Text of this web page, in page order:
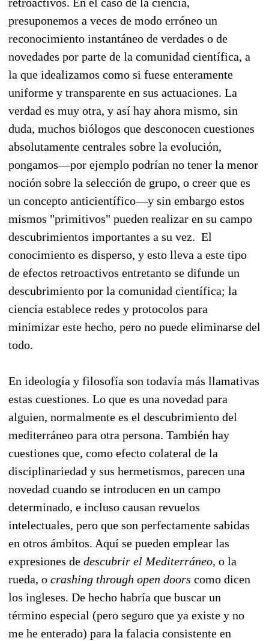
presuponemos a veces de modo erróneo un
reconocimiento instantáneo de verdades o de
novedades por parte de la comunidad científica, a
la que idealizamos como si fuese enteramente
uniforme y transparente en sus actuaciones. La
verdad es muy otra, y así hay ahora mismo, sin
duda, muchos biólogos que desconocen cuestiones
absolutamente centrales sobre la evolución,
pongamos—por ejemplo podrían no tener la menor
noción sobre la selección de grupo, o creer que es
un concepto anticientífico—y sin embargo estos
mismos "primitivos" pueden realizar en su campo
descubrimientos importantes a su vez. El
conocimiento es disperso, y esto lleva a este tipo
de efectos retroactivos entretanto se difunde un
descubrimiento por la comunidad científica; la
ciencia establece redes y protocolos para
minimizar este hecho, pero no puede eliminarse del
todo.
En ideología y filosofía son todavía más llamativas
estas cuestiones. Lo que es una novedad para
alguien, normalmente es el descubrimiento del
mediterráneo para otra persona. También hay
cuestiones que, como efecto colateral de la
disciplinariedad y sus hermetismos, parecen una
novedad cuando se introducen en un campo
determinado, e incluso causan revuelos
intelectuales, pero que son perfectamente sabidas
en otros ámbitos. Aquí se pueden emplear las
expresiones de descubrir el Mediterráneo, o la
rueda, o crashing through open doors como dicen
los ingleses. De hecho habría que buscar un
término especial (pero seguro que ya existe y no
me he enterado) para la falacia consistente en